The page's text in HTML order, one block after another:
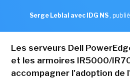
Serge Leblal avec IDG NS ,
Les serveurs Dell
et les armoires IR5000/
accompagner l'adoption de